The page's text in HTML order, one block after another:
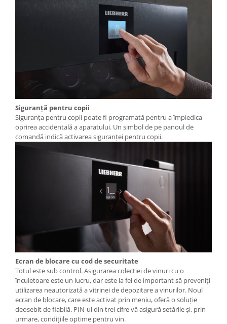
Siguranţă pentru copii
Siguranța pentru copii poate fi programată pentru a împiedica
oprirea accidentală a aparatului. Un simbol de pe panoul de
comandă indică activarea siguranței pentru copii.
Ecran de blocare cu cod de securitate
Totul este sub control. Asigurarea colecţiei de vinuri cu o
încuietoare este un lucru, dar este la fel de important să preveniţi
utilizarea neautorizată a vitrinei de depozitare a vinurilor. Noul
ecran de blocare, care este activat prin meniu, oferă o soluţie
deosebit de fiabilă. PIN-ul din trei cifre vă asigură setările şi, prin
urmare, condiţiile optime pentru vin.